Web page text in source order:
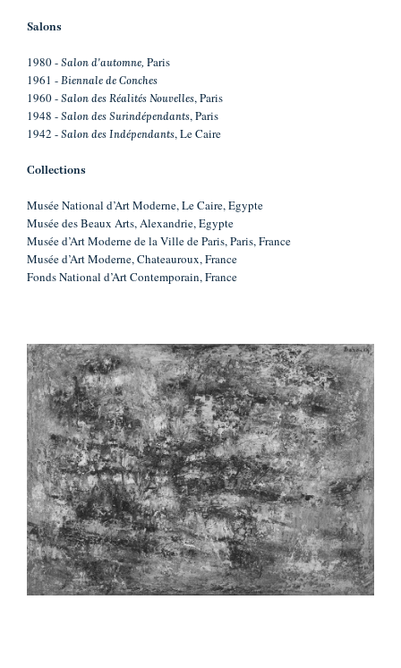
Salons
1980 - Salon d'automne, Paris
1961 - Biennale de Conches
1960 - Salon des Réalités Nouvelles, Paris
1948 - Salon des Surindépendants, Paris
1942 - Salon des Indépendants, Le Caire
Collections
Musée National d’Art Moderne, Le Caire, Egypte
Musée des Beaux Arts, Alexandrie, Egypte
Musée d’Art Moderne de la Ville de Paris, Paris, France
Musée d’Art Moderne, Chateauroux, France
Fonds National d’Art Contemporain, France